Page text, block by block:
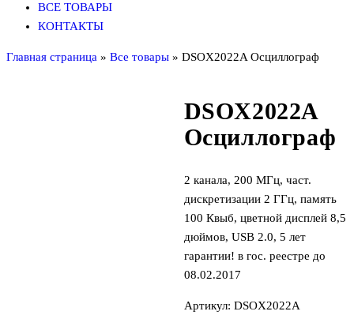
ВСЕ ТОВАРЫ
КОНТАКТЫ
Главная страница » Все товары » DSOX2022A Осциллограф
DSOX2022A
Осциллограф
2 канала, 200 МГц, част.
дискретизации 2 ГГц, память
100 Квыб, цветной дисплей 8,5
дюймов, USB 2.0, 5 лет
гарантии! в гос. реестре до
08.02.2017
Артикул: DSOX2022A